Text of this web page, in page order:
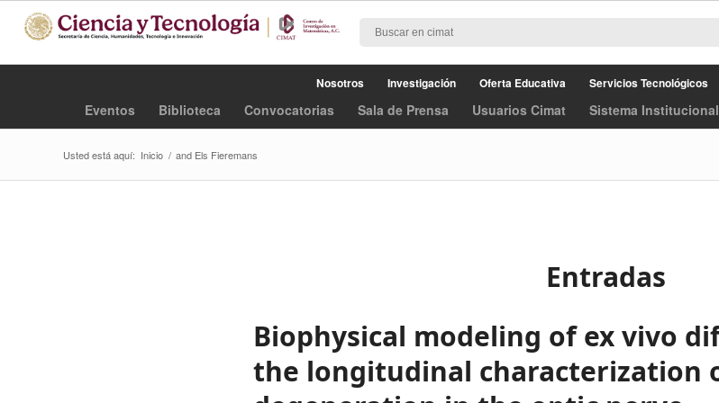
Nosotros Investigación Oferta Educativa Servicios Tecnológicos
Eventos Biblioteca Convocatorias Sala de Prensa Usuarios Cimat Sistema
Usted está aquí: Inicio / and Els Fieremans
Entradas
Biophysical modeling of ex vivo
the longitudinal characterization